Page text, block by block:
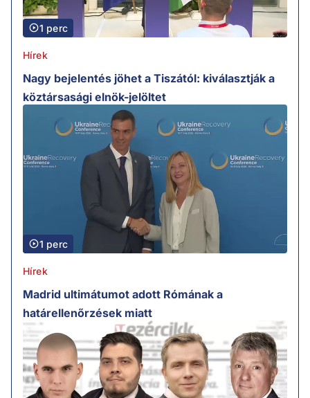
1 perc
Hírek
Nagy bejelentés jöhet a Tiszától: kiválasztják a
köztársasági elnök-jelöltet
1 perc
Hírek
Madrid ultimátumot adott Rómának a
határellenőrzések miatt